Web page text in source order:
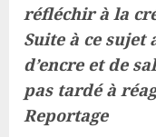
réfléchir à la
Suite à ce sujet
d’encre et de
pas tardé à
Reportage